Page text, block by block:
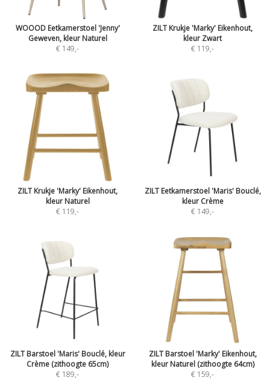
WOOOD Eetkamerstoel 'Jenny'
Geweven, kleur Naturel
€ 149,-
ZILT Krukje 'Marky' Eikenhout,
kleur Zwart
€ 119,-
ZILT Krukje 'Marky' Eikenhout,
kleur Naturel
€ 119,-
ZILT Eetkamerstoel 'Maris' Bouclé,
kleur Crème
€ 149,-
ZILT Barstoel 'Maris' Bouclé, kleur
Crème (zithoogte 65cm)
€ 189,-
ZILT Barstoel 'Marky' Eikenhout,
kleur Naturel (zithoogte 64cm)
€ 159,-